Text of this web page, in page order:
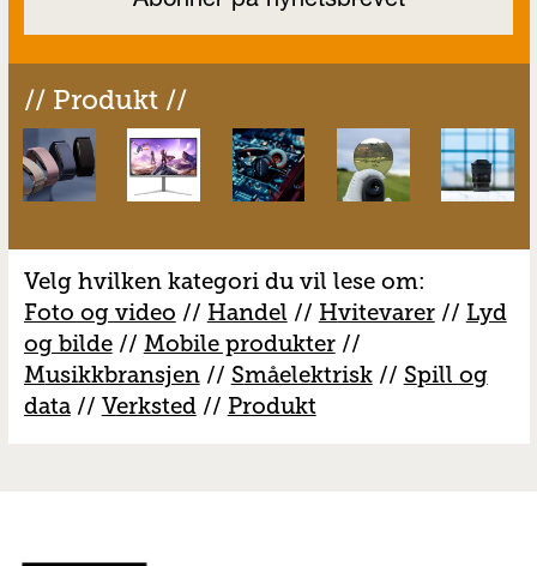
// Produkt //
Velg hvilken kategori du vil lese om:
Foto og video // Handel // Hvitevarer// Lyd
og bilde// Mobile produkter//
Musikkbransjen// Småelektrisk// Spill og
data// Verksted// Produkt